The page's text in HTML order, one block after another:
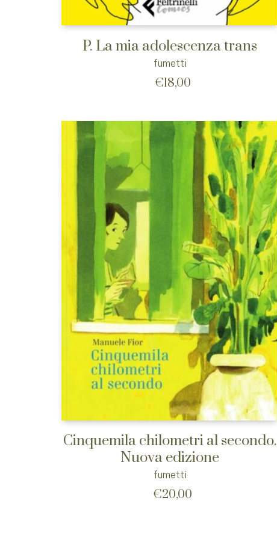
P. La mia adolescenza trans
fumetti
€18,00
Cinquemila chilometri al secondo.
Nuova edizione
fumetti
€20,00